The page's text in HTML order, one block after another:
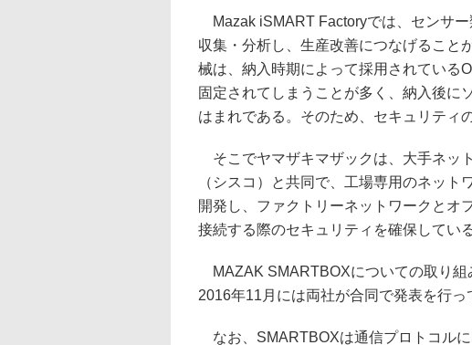
Mazak iSMART Factoryでは、センサ
収集・分析し、生産改善につなげること
械は、納入時期によって採用されている
固定されてしまうことが多く、納入後に
はまれである。そのため、セキュリティ
そこでヤマザキマザックは、大手ネッ
（シスコ）と共同で、工場専用のネッ
開発し、ファクトリーネットワークとオ
接続する際のセキュリティを確保している
MAZAK SMARTBOXについての取り組
2016年11月には両社が合同で発表を行っ
なお、SMARTBOXは通信プロトコル